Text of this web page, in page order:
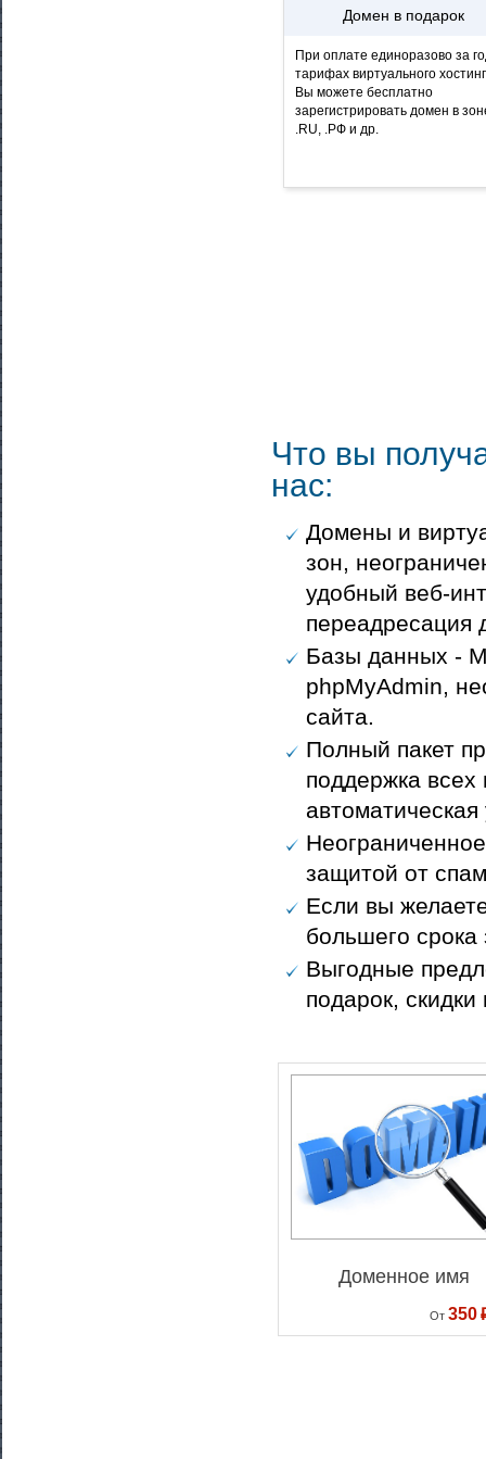
Домен в подарок
При оплате единоразово за
тарифах виртуального
Вы можете бесплатно
зарегистрировать домен в
.RU, .РФ и др.
Что вы
нас:
Домены и
зон,
удобный веб-
переадресация
Базы данных -
phpMyAdmin,
сайта.
Полный пакет
поддержка
защитой от
Если вы
большего срока
Выгодные
подарок,
Доменное имя
От 350